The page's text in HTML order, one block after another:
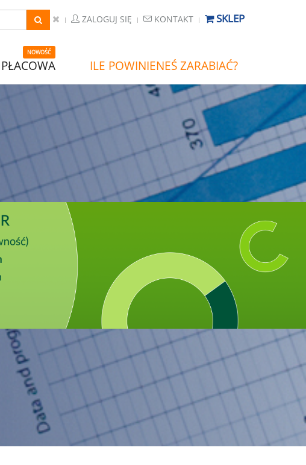
ZALOGUJ SIĘ KONTAKT SKLEP
NOWOŚĆ
ILE POWINIENEŚ ZARABIAĆ?